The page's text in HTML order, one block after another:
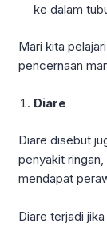
ke dalam
Mari kita
pencernaan
Diare
Diare disebut
penyakit
mendapat
Diare terjadi